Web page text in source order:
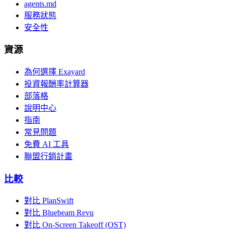
agents.md
服務狀態
安全性
資源
為何選擇 Exayard
投資報酬率計算器
部落格
說明中心
指南
常見問題
免費 AI 工具
聯盟行銷計畫
比較
對比 PlanSwift
對比 Bluebeam Revu
對比 On-Screen Takeoff (OST)